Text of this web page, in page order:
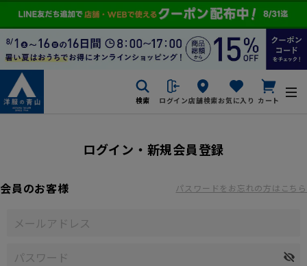
検索 ログイン店舗検索お気に入り カート
ログイン・新規会員登録
会員のお客様 パスワードをお忘れの方はこちら